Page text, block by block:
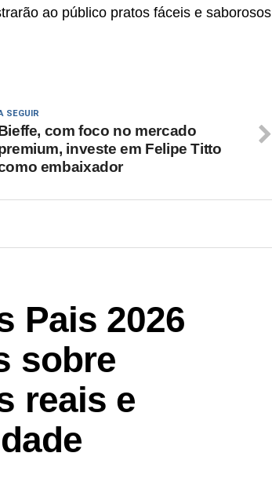
ao público pratos fáceis e saborosos
SEGUIR
com foco no mercado
investe em Felipe Titto
embaixador
Pais 2026
sobre
reais e